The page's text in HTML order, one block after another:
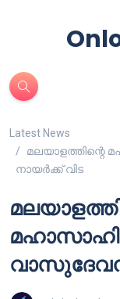
Latest News
മലയാളത്തിന്റെ
നായർക്ക് വിട